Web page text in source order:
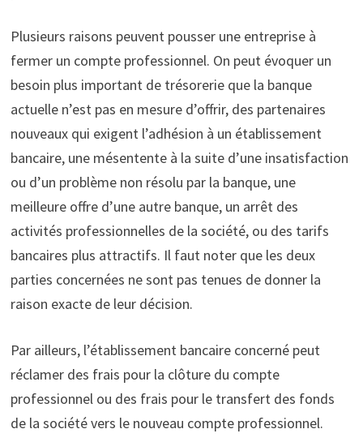
Plusieurs raisons peuvent pousser une entreprise à
fermer un compte professionnel. On peut évoquer un
besoin plus important de trésorerie que la banque
actuelle n’est pas en mesure d’offrir, des partenaires
nouveaux qui exigent l’adhésion à un établissement
bancaire, une mésentente à la suite d’une insatisfaction
ou d’un problème non résolu par la banque, une
meilleure offre d’une autre banque, un arrêt des
activités professionnelles de la société, ou des tarifs
bancaires plus attractifs. Il faut noter que les deux
parties concernées ne sont pas tenues de donner la
raison exacte de leur décision.
Par ailleurs, l’établissement bancaire concerné peut
réclamer des frais pour la clôture du compte
professionnel ou des frais pour le transfert des fonds
de la société vers le nouveau compte professionnel.